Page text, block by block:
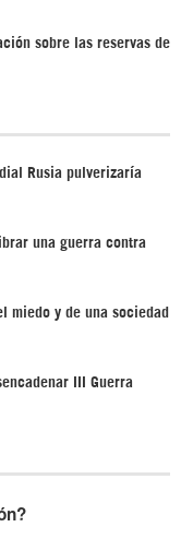
sobre las reservas de
Rusia pulverizaría
una guerra contra
miedo y de una sociedad
III Guerra